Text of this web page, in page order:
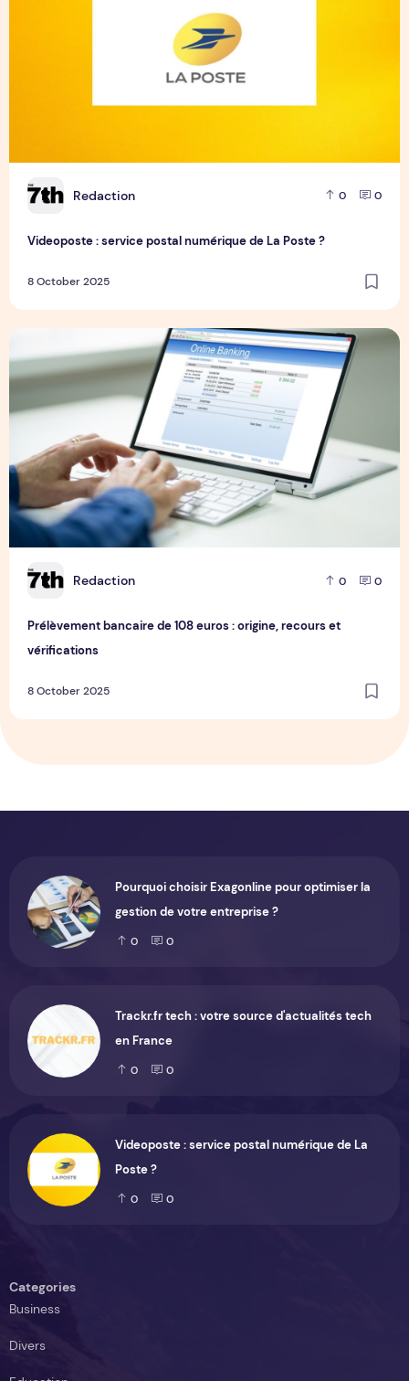
R Redaction 0 0
Videoposte : service postal numérique de La Poste ?
8 October 2025
R Redaction 0 0
Prélèvement bancaire de 108 euros : origine, recours et
vérifications
8 October 2025
Prélèvement bancaire de 108 euros : origine, recours et
Pourquoi choisir Exagonline pour optimiser la
gestion de votre entreprise ?
0 0
Trackr.fr tech : votre source d'actualités tech
en France
0 0
Videoposte : service postal numérique de La
Poste ?
0 0
Categories
Business
Divers